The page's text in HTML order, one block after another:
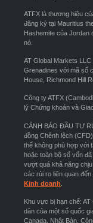
ATFX là thương hiệu
đăng ký tại Mauritius
Hashemite của Jordan
nó.
AT Global Markets
Grenadines với mã số
House, Richmond Hill
Công ty ATFX
lý Chứng khoán và
CẢNH BÁO ĐẦU TƯ
đồng Chênh lệch
thể không phù hợp với
hoặc toàn bộ số vốn
vượt quá khả năng
các rủi ro liên quan
Kinh doanh
Khu vực bị hạn chế:
dân của một số quốc
Canada, Nhật Bản,